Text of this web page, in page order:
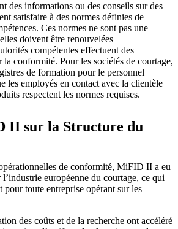
des informations ou des conseils sur des
satisfaire à des normes définies de
Ces normes ne sont pas une
doivent être renouvelées
compétentes effectuent des
conformité. Pour les sociétés de courtage,
de formation pour le personnel
les employés en contact avec la clientèle
respectent les normes requises.
II sur la Structure du
de conformité, MiFID II a eu
européenne du courtage, ce qui
pour toute entreprise opérant sur les
des coûts et de la recherche ont accéléré